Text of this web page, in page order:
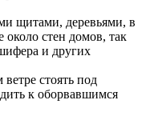
щитами, деревьями, в
около стен домов, так
и других
стоять под
к оборвавшимся